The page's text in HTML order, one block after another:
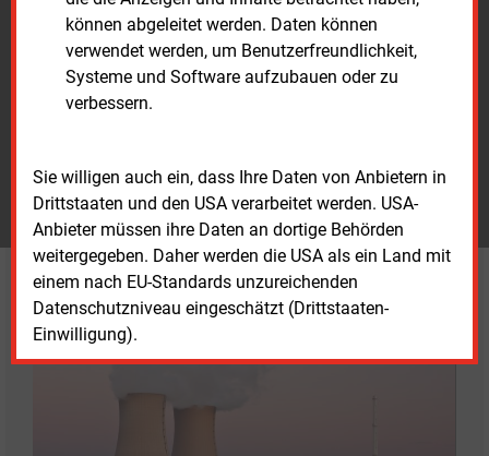
können abgeleitet werden. Daten können
verwendet werden, um Benutzerfreundlichkeit,
Systeme und Software aufzubauen oder zu
verbessern.
Sie willigen auch ein, dass Ihre Daten von Anbietern in
Drittstaaten und den USA verarbeitet werden. USA-
Anbieter müssen ihre Daten an dortige Behörden
weitergegeben. Daher werden die USA als ein Land mit
einem nach EU-Standards unzureichenden
Datenschutzniveau eingeschätzt (Drittstaaten-
Einwilligung).
Großauftrag für Nordex aus der Türkei
Die Nordex Group hat für ein Windkraftprojekt in der
Türkei einen Auftrag über rund 525 MW erhalten. Der
Vertrag umfasst die Lieferung und Errichtung von 72
Turbinen des Typs N175/6.X.